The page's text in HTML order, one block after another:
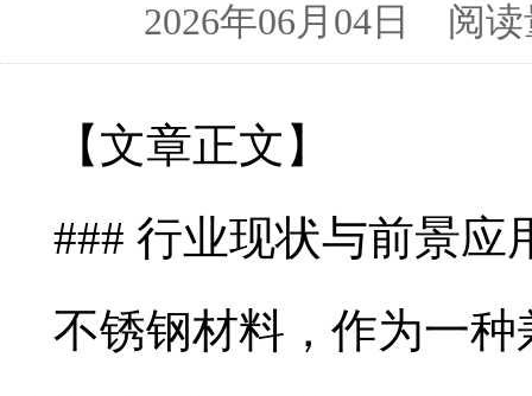
2026年06月04日 阅
【文章正文】
### 行业现状与前景应
不锈钢材料，作为一